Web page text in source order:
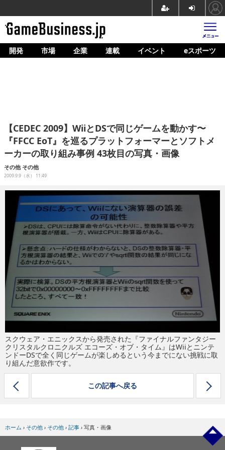
ホーム
企業動向
人材育成
産業政策
連載
イベント/セミナー
eスポーツ
開発 市場 企業 連載 イベント eスポーツ
【CEDEC 2009】WiiとDSで同じゲームを動かす〜
『FFCC EoT』を巡るプラットフォーマーとソフトメ
ーカーの取り組み事例 43枚目の写真・画像
その他 その他
2009.9.9（水） 11:49
スクウェア・エニックスから発売された『ファイナルファンタジー
クリスタルクロニクルズ エコーズ・オブ・タイム』はWiiとニンテ
ンドーDSで全く同じゲームが楽しめるという今までにない挑戦に取
り組んだ意欲作です。
この記事へ戻る
ホーム › その他 › その他 › 記事 › 写真・画像